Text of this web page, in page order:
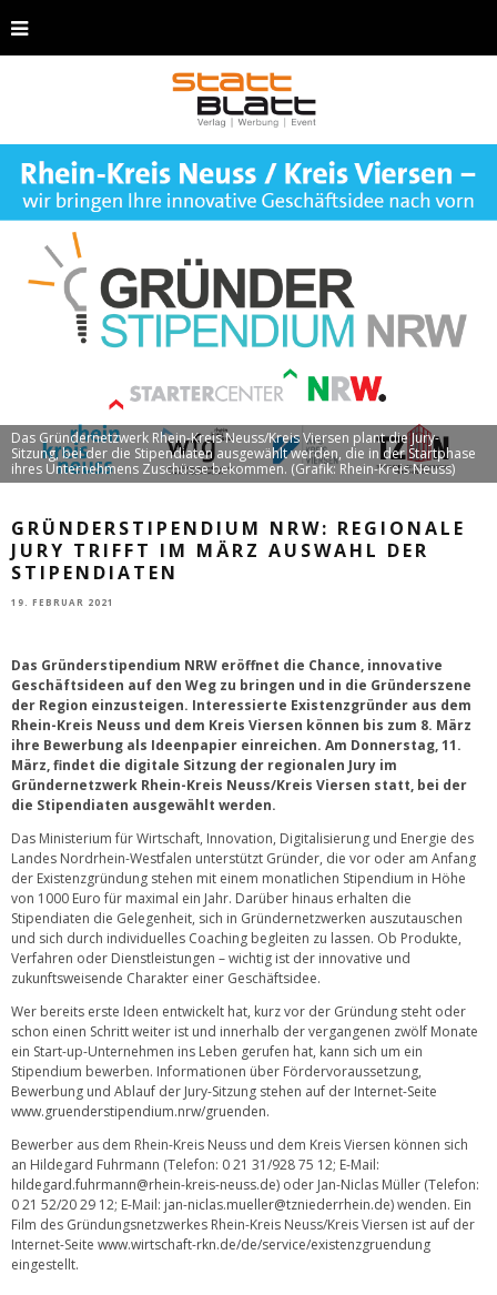
Das Gründernetzwerk Rhein-Kreis Neuss/Kreis Viersen plant die Jury-
Sitzung, bei der die Stipendiaten ausgewählt werden, die in der Startphase
ihres Unternehmens Zuschüsse bekommen. (Grafik: Rhein-Kreis Neuss)
GRÜNDERSTIPENDIUM NRW: REGIONALE
JURY TRIFFT IM MÄRZ AUSWAHL DER
STIPENDIATEN
19. FEBRUAR 2021
Das Gründerstipendium NRW eröffnet die Chance, innovative
Geschäftsideen auf den Weg zu bringen und in die Gründerszene
der Region einzusteigen. Interessierte Existenzgründer aus dem
Rhein-Kreis Neuss und dem Kreis Viersen können bis zum 8. März
ihre Bewerbung als Ideenpapier einreichen. Am Donnerstag, 11.
März, findet die digitale Sitzung der regionalen Jury im
Gründernetzwerk Rhein-Kreis Neuss/Kreis Viersen statt, bei der
die Stipendiaten ausgewählt werden.
Das Ministerium für Wirtschaft, Innovation, Digitalisierung und Energie des
Landes Nordrhein-Westfalen unterstützt Gründer, die vor oder am Anfang
der Existenzgründung stehen mit einem monatlichen Stipendium in Höhe
von 1000 Euro für maximal ein Jahr. Darüber hinaus erhalten die
Stipendiaten die Gelegenheit, sich in Gründernetzwerken auszutauschen
und sich durch individuelles Coaching begleiten zu lassen. Ob Produkte,
Verfahren oder Dienstleistungen – wichtig ist der innovative und
zukunftsweisende Charakter einer Geschäftsidee.
Wer bereits erste Ideen entwickelt hat, kurz vor der Gründung steht oder
schon einen Schritt weiter ist und innerhalb der vergangenen zwölf Monate
ein Start-up-Unternehmen ins Leben gerufen hat, kann sich um ein
Stipendium bewerben. Informationen über Fördervoraussetzung,
Bewerbung und Ablauf der Jury-Sitzung stehen auf der Internet-Seite
www.gruenderstipendium.nrw/gruenden.
Bewerber aus dem Rhein-Kreis Neuss und dem Kreis Viersen können sich
an Hildegard Fuhrmann (Telefon: 0 21 31/928 75 12; E-Mail:
hildegard.fuhrmann@rhein-kreis-neuss.de) oder Jan-Niclas Müller (Telefon:
0 21 52/20 29 12; E-Mail: jan-niclas.mueller@tzniederrhein.de) wenden. Ein
Film des Gründungsnetzwerkes Rhein-Kreis Neuss/Kreis Viersen ist auf der
Internet-Seite www.wirtschaft-rkn.de/de/service/existenzgruendung
eingestellt.